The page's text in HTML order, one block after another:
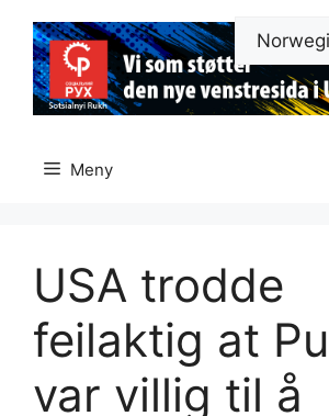
innhold
Meny
USA trodde
feilaktig at
var villig til å